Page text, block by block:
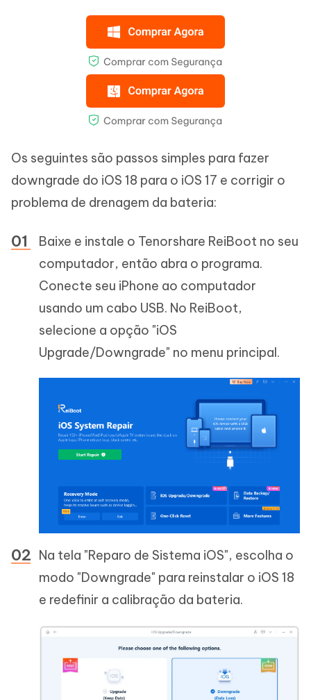
Os seguintes são passos simples para fazer
downgrade do iOS 18 para o iOS 17 e corrigir o
problema de drenagem da bateria:
Baixe e instale o Tenorshare ReiBoot no seu
computador, então abra o programa.
Conecte seu iPhone ao computador
usando um cabo USB. No ReiBoot,
selecione a opção "iOS
Upgrade/Downgrade" no menu principal.
Na tela "Reparo de Sistema iOS", escolha o
modo "Downgrade" para reinstalar o iOS 18
e redefinir a calibração da bateria.